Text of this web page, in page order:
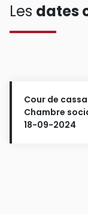
Les dates
Cour de
Chambre
18-09-2024